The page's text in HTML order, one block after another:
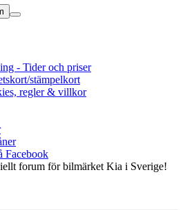
- Tider och priser
stämpelkort
regler & villkor
Facebook
forum för bilmärket Kia i Sverige!